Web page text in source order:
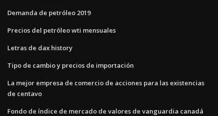
Demanda de petróleo 2019
Precios del petróleo wti mensuales
Letras de dax history
Tipo de cambio y precios de importación
La mejor empresa de comercio de acciones para las existencias
de centavo
Fondo de índice de mercado de valores de vanguardia canadá